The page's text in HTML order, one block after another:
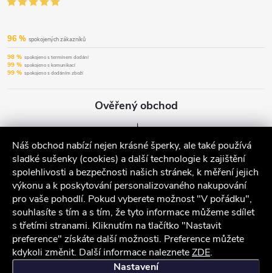
Náš obchod nabízí nejen krásné šperky, ale také používá
sladké sušenky (cookies) a další technologie k zajištění
spolehlivosti a bezpečnosti našich stránek, k měření jejich
výkonu a k poskytování personalizovaného nakupování
pro vaše pohodlí. Pokud vyberete možnost "V pořádku",
souhlasíte s tím a s tím, že tyto informace můžeme sdílet
s třetími stranami. Kliknutím na tlačítko "Nastavit
preference" získáte další možnosti. Preference můžete
kdykoli změnit. Další informace nalezneteZDE.
Nastavení
96 % spokojených zákazníků
98 % spokojeno s termínem dodání
99 % spokojeno s komunikací
99 % spokojeno s dodáním zboží
Ověřený obchod
iocel.cz Obchodní podmínky Ochrana osobních údajů